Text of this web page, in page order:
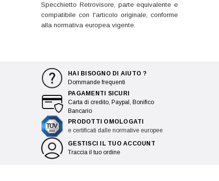
Specchietto Retrovisore, parte equivalente e
compatibile con l'articolo originale, conforme
alla normativa europea vigente.
HAI BISOGNO DI AIUTO ?
Dommande frequenti
PAGAMENTI SICURI
Carta di credito, Paypal, Bonifico
Bancario
PRODOTTI OMOLOGATI
e certificati dalle normative europee
GESTISCI IL TUO ACCOUNT
Traccia il tuo ordine